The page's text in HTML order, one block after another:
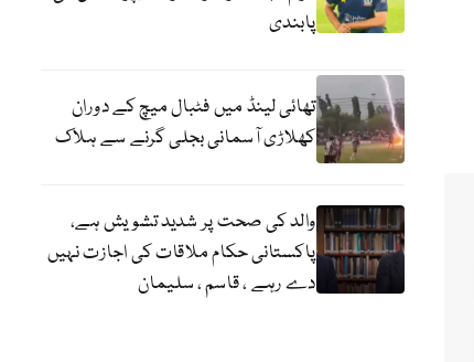
پابندی
تھائی لینڈ میں فٹبال میچ کے دوران
کھلاڑی آسمانی بجلی گرنے سے ہلاک
والد کی صحت پر شدید تشویش ہے،
پاکستانی حکام ملاقات کی اجازت نہیں
دے رہے ، قاسم ، سلیمان